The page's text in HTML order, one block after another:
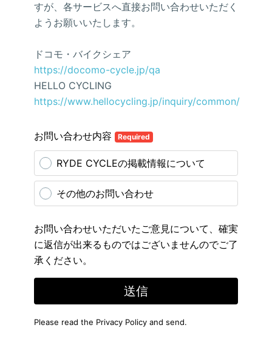
すが、各サービスへ直接お問い合わせいただく
ようお願いいたします。
ドコモ・バイクシェア
https://docomo-cycle.jp/qa
HELLO CYCLING
https://www.hellocycling.jp/inquiry/common/
お問い合わせ内容 Required
RYDE CYCLEの掲載情報について
その他のお問い合わせ
お問い合わせいただいたご意見について、確実
に返信が出来るものではございませんのでご了
承ください。
送信
Please read the Privacy Policy and send.